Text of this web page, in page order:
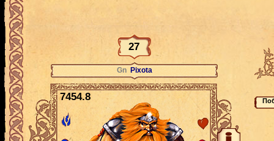
27
Gn Pixota
7454.8